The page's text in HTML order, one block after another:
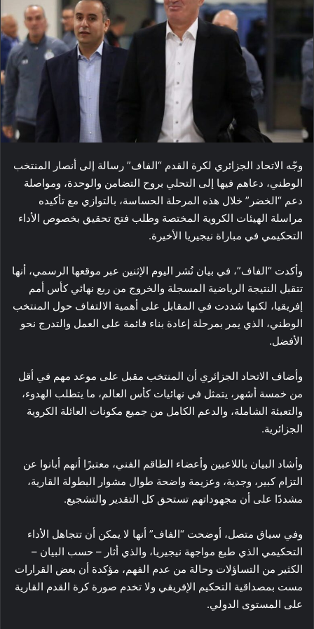
وجّه الاتحاد الجزائري لكرة القدم “الفاف” رسالة إلى أنصار المنتخب
الوطني، دعاهم فيها إلى التحلي بروح التضامن والوحدة، ومواصلة
دعم “الخضر” خلال هذه المرحلة الحساسة، بالتوازي مع تأكيده
مراسلة الهيئات الكروية المختصة وطلب فتح تحقيق بخصوص الأداء
التحكيمي في مباراة نيجيريا الأخيرة.
وأكدت “الفاف”، في بيان نُشر اليوم الإثنين عبر موقعها الرسمي، أنها
تتقبل النتيجة الرياضية المسجلة والخروج من ربع نهائي كأس أمم
إفريقيا، لكنها شددت في المقابل على أهمية الالتفاف حول المنتخب
الوطني، الذي يمر بمرحلة إعادة بناء قائمة على العمل والتدرج نحو
الأفضل.
وأضاف الاتحاد الجزائري أن المنتخب مقبل على موعد مهم في أقل
من خمسة أشهر، يتمثل في نهائيات كأس العالم، ما يتطلب الهدوء،
والتعبئة الشاملة، والدعم الكامل من جميع مكونات العائلة الكروية
الجزائرية.
وأشاد البيان باللاعبين وأعضاء الطاقم الفني، معتبرًا أنهم أبانوا عن
التزام كبير، وجدية، وعزيمة واضحة طوال مشوار البطولة القارية،
مشددًا على أن مجهوداتهم تستحق كل التقدير والتشجيع.
وفي سياق متصل، أوضحت “الفاف” أنها لا يمكن أن تتجاهل الأداء
التحكيمي الذي طبع مواجهة نيجيريا، والذي أثار – حسب البيان –
الكثير من التساؤلات وحالة من عدم الفهم، مؤكدة أن بعض القرارات
مست بمصداقية التحكيم الإفريقي ولا تخدم صورة كرة القدم القارية
على المستوى الدولي.